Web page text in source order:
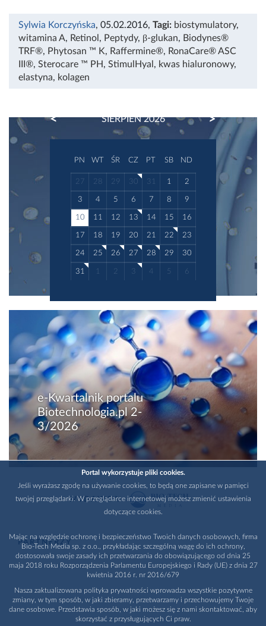
Sylwia Korczyńska, 05.02.2016, Tagi: biostymulatory,
witamina A, Retinol , Peptydy, β-glukan, Biodynes®
TRF®, Phytosan ™ K, Raffermine®, RonaCare® ASC
III®, Sterocare ™ PH, StimulHyal , kwas hialuronowy,
elastyna, kolagen
SIERPIEŃ 2026
PREVIOUS NEXT
PN WT ŚR CZ PT SB ND
27 28 29 30 31 1 2
3 4 5 6 7 8 9
10 11 12 13 14 15 16
17 18 19 20 21 22 23
24 25 26 27 28 29 30
31 1 2 3 4 5 6
e-Kwartalnik portalu
Biotechnologia.pl 2-
3/2026
WYDAWCA
PARTNERZY
Portal wykorzystuje pliki cookies.
Jeśli wyrażasz zgodę na używanie cookies, to będą one zapisane w pamięci
twojej przeglądarki. W przeglądarce internetowej możesz zmienić ustawienia
dotyczące cookies.
Mając na względzie ochronę i bezpieczeństwo Twoich danych osobowych, firma
Bio-Tech Media sp. z o.o., przykładając szczególną wagę do ich ochrony,
dostosowała swoje zasady ich przetwarzania do obowiązującego od dnia 25
maja 2018 roku Rozporządzenia Parlamentu Europejskiego i Rady (UE) z dnia 27
kwietnia 2016 r. nr 2016/679
Nasza zaktualizowana polityka prywatności wprowadza wszystkie pozytywne
zmiany, w tym sposób, w jaki zbieramy, przetwarzamy i przechowujemy Twoje
dane osobowe. Przedstawia sposób, w jaki możesz się z nami skontaktować, aby
skorzystać z przysługujących Ci praw.